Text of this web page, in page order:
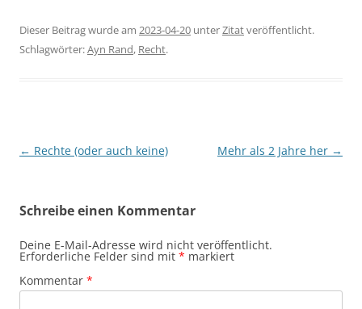
Dieser Beitrag wurde am 2023-04-20 unterZitatveröffentlicht.
Schlagwörter:Ayn Rand, Recht.
Beitragsnavigation
← Rechte (oder auch keine) Mehr als 2 Jahre her →
Schreibe einen Kommentar
Deine E-Mail-Adresse wird nicht veröffentlicht.
Erforderliche Felder sind mit * markiert
Kommentar *